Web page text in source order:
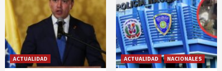
ACTUALIDAD ACTUALIDAD NACIONALES